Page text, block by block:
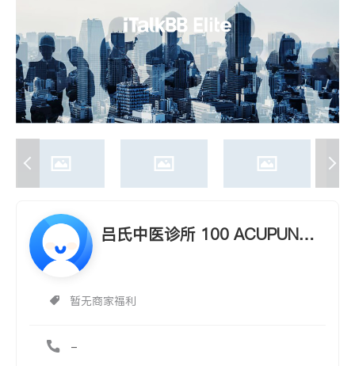
养老 非盈利组织
吕氏中医诊所 100 ACUPUNCT
暂无商家福利
-